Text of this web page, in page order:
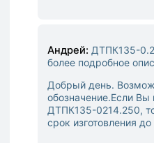
Андрей: ДТПК135-
более подробное
Добрый день.
обозначение.Если Вы
ДТПК135-0214.250,
срок изготовления